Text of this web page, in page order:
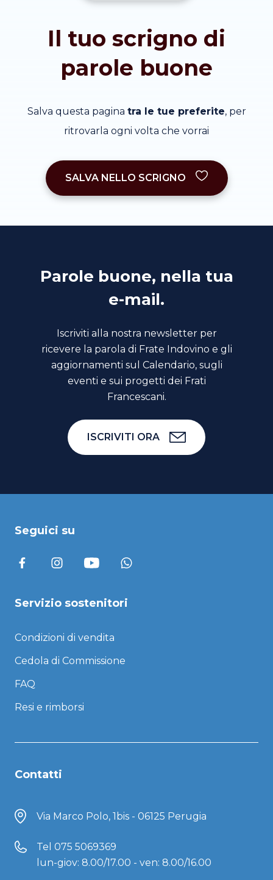
Il tuo scrigno di
parole buone
Salva questa pagina tra le tue preferite, per
ritrovarla ogni volta che vorrai
SALVA NELLO SCRIGNO
Parole buone, nella tua
e-mail.
Iscriviti alla nostra newsletter per
ricevere la parola di Frate Indovino e gli
aggiornamenti sul Calendario, sugli
eventi e sui progetti dei Frati
Francescani.
ISCRIVITI ORA
Seguici su
Servizio sostenitori
Condizioni di vendita
Cedola di Commissione
FAQ
Resi e rimborsi
Contatti
Via Marco Polo, 1bis - 06125 Perugia
Tel 075 5069369
lun-giov: 8.00/17.00 - ven: 8.00/16.00